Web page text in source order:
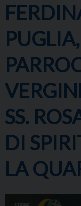
SS.
DI
LA